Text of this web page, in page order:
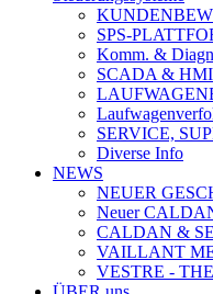
SPS-
Komm. &
SCADA & HMI
SERVICE,
Diverse Info
NEWS
NEUER
Neuer
CALDAN &
VAILLANT
VESTRE -